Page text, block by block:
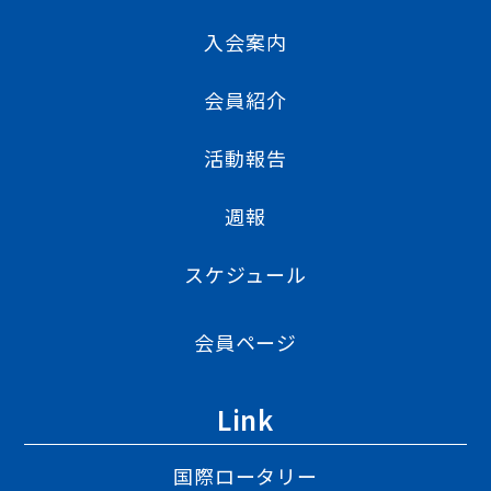
入会案内
会員紹介
活動報告
週報
スケジュール
会員ページ
Link
国際ロータリー